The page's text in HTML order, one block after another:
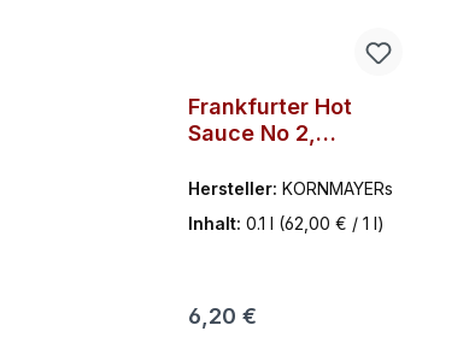
Frankfurter Hot
Sauce No 2,
Hersteller: KORNMAYERs
Inhalt: 0.1 l (62,00 € / 1 l)
Regulärer Preis:
6,20 €